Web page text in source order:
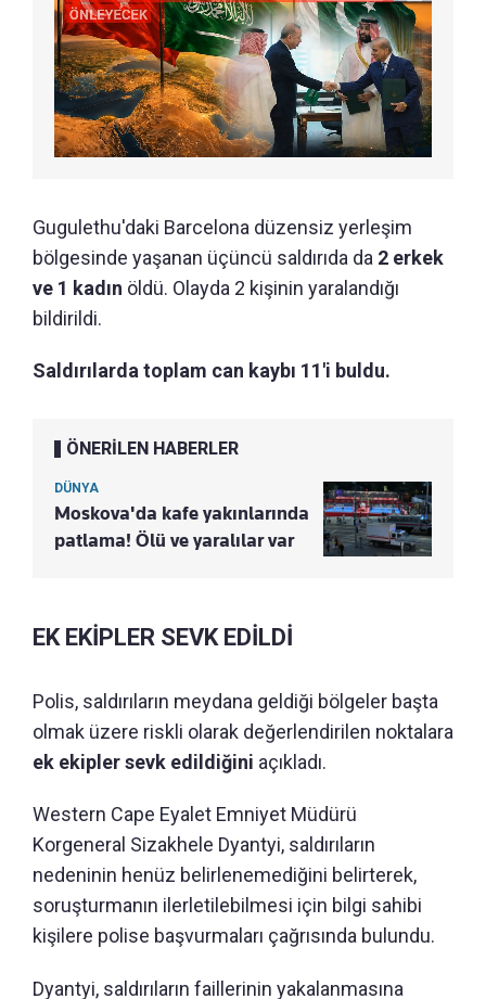
Gugulethu'daki Barcelona düzensiz yerleşim
bölgesinde yaşanan üçüncü saldırıda da 2 erkek
ve 1 kadın öldü. Olayda 2 kişinin yaralandığı
bildirildi.
Saldırılarda toplam can kaybı 11'i buldu.
ÖNERİLEN HABERLER
DÜNYA
Moskova'da kafe yakınlarında
patlama! Ölü ve yaralılar var
EK EKİPLER SEVK EDİLDİ
Polis, saldırıların meydana geldiği bölgeler başta
olmak üzere riskli olarak değerlendirilen noktalara
ek ekipler sevk edildiğini açıkladı.
Western Cape Eyalet Emniyet Müdürü
Korgeneral Sizakhele Dyantyi, saldırıların
nedeninin henüz belirlenemediğini belirterek,
soruşturmanın ilerletilebilmesi için bilgi sahibi
kişilere polise başvurmaları çağrısında bulundu.
Dyantyi, saldırıların faillerinin yakalanmasına